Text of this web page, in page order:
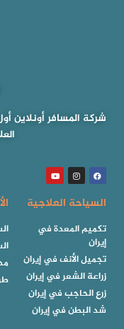
شركة المسافر أونلاين
السياحة العلاجية
تكميم المعدة في
إيران
تجميل الأنف في إيران
زراعة الشعر في إيران
زرع الحاجب في إيران
شد البطن في إيران